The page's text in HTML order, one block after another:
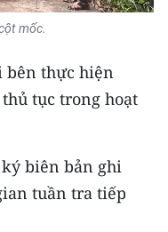
mốc.
bên thực hiện
tục trong hoạt
biên bản ghi
tuần tra tiếp